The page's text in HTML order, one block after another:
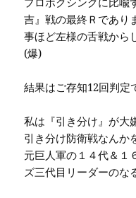
吉』戦の最終Ｒであり
事ほど左様の舌戦から
(爆)
結果はご存知12回判定
私は『引き分け』が大
引き分け防衛戦なんか
元巨人軍の１４代＆１
ズ三代目リーダーのな